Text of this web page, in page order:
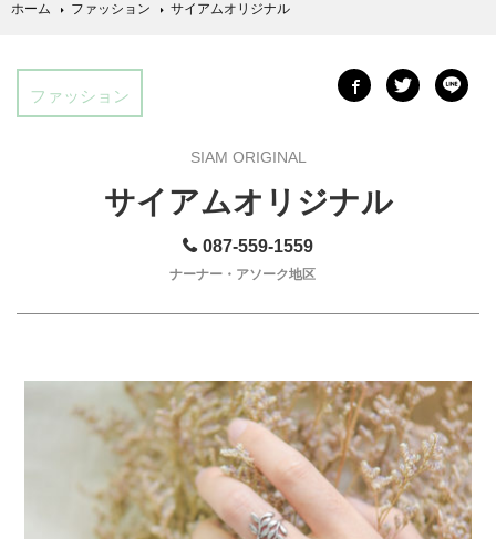
ホーム ファッション サイアムオリジナル
ファッション
SIAM ORIGINAL
サイアムオリジナル
087-559-1559
ナーナー・アソーク地区